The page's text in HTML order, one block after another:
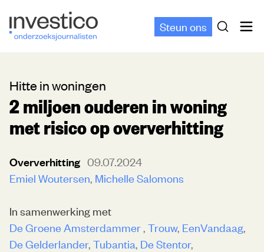
Steun ons
Hitte in woningen
2 miljoen ouderen in woning
met risico op oververhitting
Oververhitting 09.07.2024
Emiel Woutersen Michelle Salomons
In samenwerking met
De Groene Amsterdammer Trouw EenVandaag
De Gelderlander Tubantia De Stentor